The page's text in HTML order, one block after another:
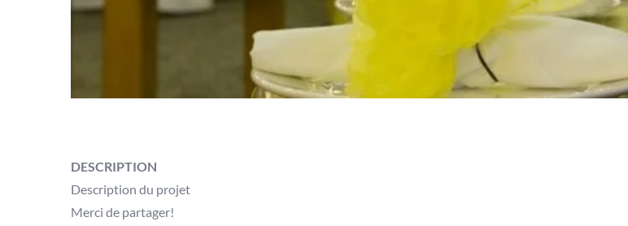
DESCRIPTION
Description du projet
Merci de partager!